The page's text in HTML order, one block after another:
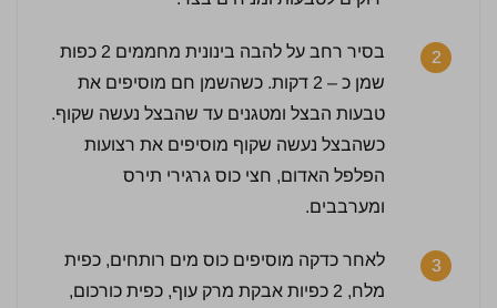
2
בסיר רחב על להבה בינונית מחממים 2 כפות
שמן כ – 2 דקות. כשהשמן חם מוסיפים את
טבעות הבצל ומטגנים עד שהבצל נעשה שקוף.
כשהבצל נעשה שקוף מוסיפים את רצועות
הפלפל האדום, חצי כוס גרגירי תירס
ומערבבים.
3
לאחר כדקה מוסיפים כוס מים רותחים, כפית
מלח, 2 כפיות אבקת מרק עוף, כפית כורכום,
3 / 5 | 2 מדרגים